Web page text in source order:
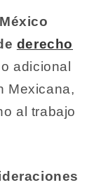
derecho
adicional
Mexicana,
al trabajo